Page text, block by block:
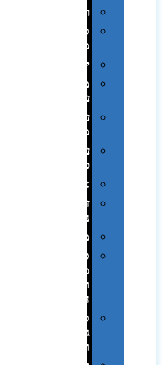
רמקולים
סוכריות
ממותגות
יודאיקה
מארזי
עטים
עטי
מתכת
עטי
פלסטיק
אוזניות
זכרונות
ניידים
מפצלים
סביבת
מחשב
וציוד
היקפי
סוללות
גיבוי
ומטענים